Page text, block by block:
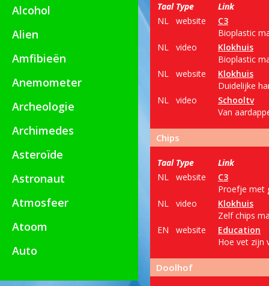
Alcohol
Alien
Amfibieën
Anemometer
Archeologie
Archimedes
Asteroïde
Astronaut
Atmosfeer
Atoom
Auto
Taal Type
Link
NL
website
C3
Bioplastic
NL
video
Klokhuis
Bioplastic
NL
website
Klokhuis
Duidelijke
NL
video
Schooltv
Van
Chips
Taal Type
Link
NL
website
C3
Proefje met
NL
video
Klokhuis
Zelf chips
EN
website
Education
Hoe vet zijn
Doolhof